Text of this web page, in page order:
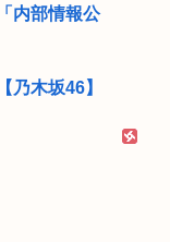
内部情報公
乃木坂46】